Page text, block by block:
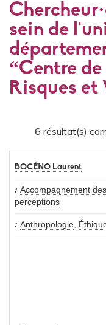
sein de
“Centre
Risques
6 résultat(s)
BOCÉNO Laurent
Accompagnement
perceptions
Anthropologie,